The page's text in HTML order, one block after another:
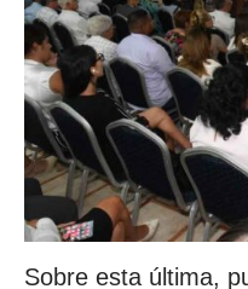
Sobre esta última,